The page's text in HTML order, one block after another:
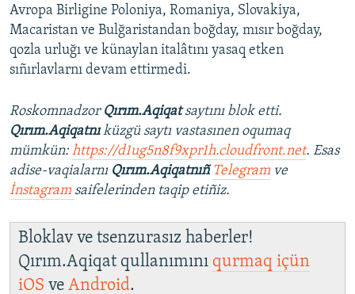
Avropa Birligine Poloniya, Romaniya, Slovakiya,
Macaristan ve Bulğaristandan boğday, mısır boğday,
qozla urluğı ve künaylan italâtını yasaq etken
sıñırlavlarnı devam ettirmedi.
Roskomnadzor Qırım.Aqiqatsaytını blok etti.
Qırım.Aqiqatnıküzgü saytı vastasınen oqumaq
mümkün:https://d1ug5n8f9xpr1h.cloudfront.net. Esas
adise-vaqialarnı Qırım.Aqiqatnıñ Telegram ve
İnstagram saifelerinden taqip etiñiz.
Bloklav ve tsenzurasız haberler!
Qırım.Aqiqat qullanımını qurmaq içün
iOS ve Android.